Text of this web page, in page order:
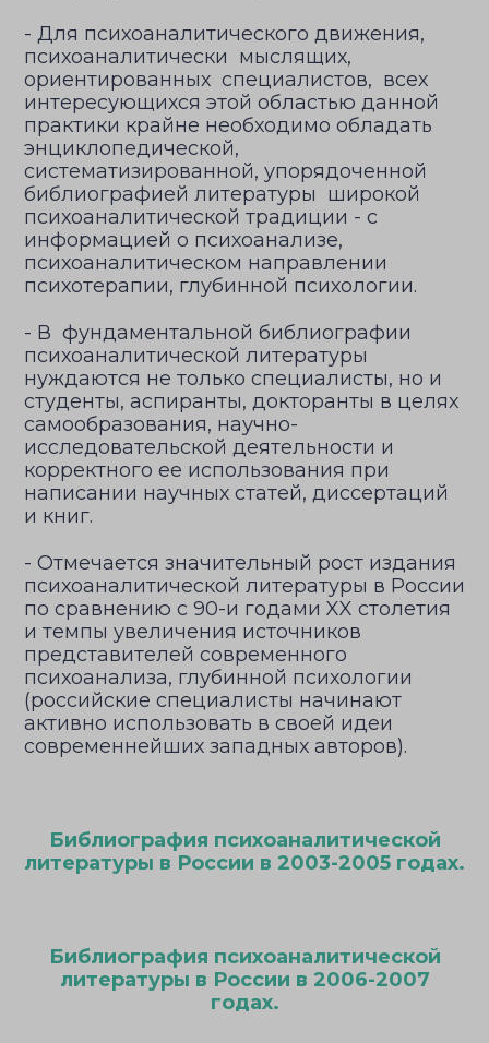
- Для психоаналитического движения,
психоаналитически мыслящих,
ориентированных специалистов, всех
интересующихся этой областью данной
практики крайне необходимо обладать
энциклопедической,
систематизированной, упорядоченной
библиографией литературы широкой
психоаналитической традиции - с
информацией о психоанализе,
психоаналитическом направлении
психотерапии, глубинной психологии.
- В фундаментальной библиографии
психоаналитической литературы
нуждаются не только специалисты, но и
студенты, аспиранты, докторанты в целях
самообразования, научно-
исследовательской деятельности и
корректного ее использования при
написании научных статей, диссертаций
и книг.
- Отмечается значительный рост издания
психоаналитической литературы в России
по сравнению с 90-и годами XX столетия
и темпы увеличения источников
представителей современного
психоанализа, глубинной психологии
(российские специалисты начинают
активно использовать в своей идеи
современнейших западных авторов).
Библиография психоаналитической
литературы в России в 2003-2005 годах.
Библиография психоаналитической
литературы в России в 2006-2007
годах.